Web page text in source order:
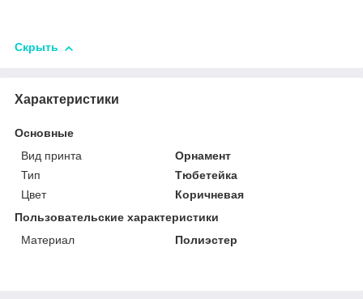
Скрыть
Характеристики
Основные
Вид принта
Орнамент
Тип
Тюбетейка
Цвет
Коричневая
Пользовательские характеристики
Материал
Полиэстер